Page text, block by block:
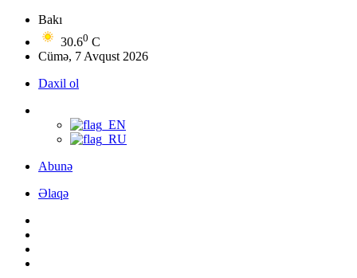
Bakı
30.60 C
Cümə, 7 Avqust 2026
Daxil ol
Abunə
Əlaqə